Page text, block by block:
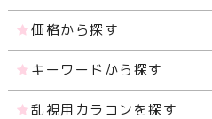
価格から探す
キーワードから探す
乱視用カラコンを探す